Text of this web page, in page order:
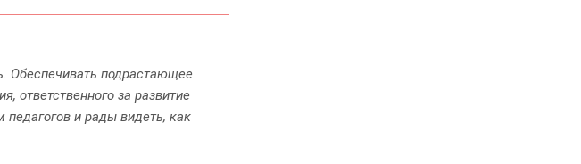
Обеспечивать подрастающее
ответственного за развитие
и рады видеть, как